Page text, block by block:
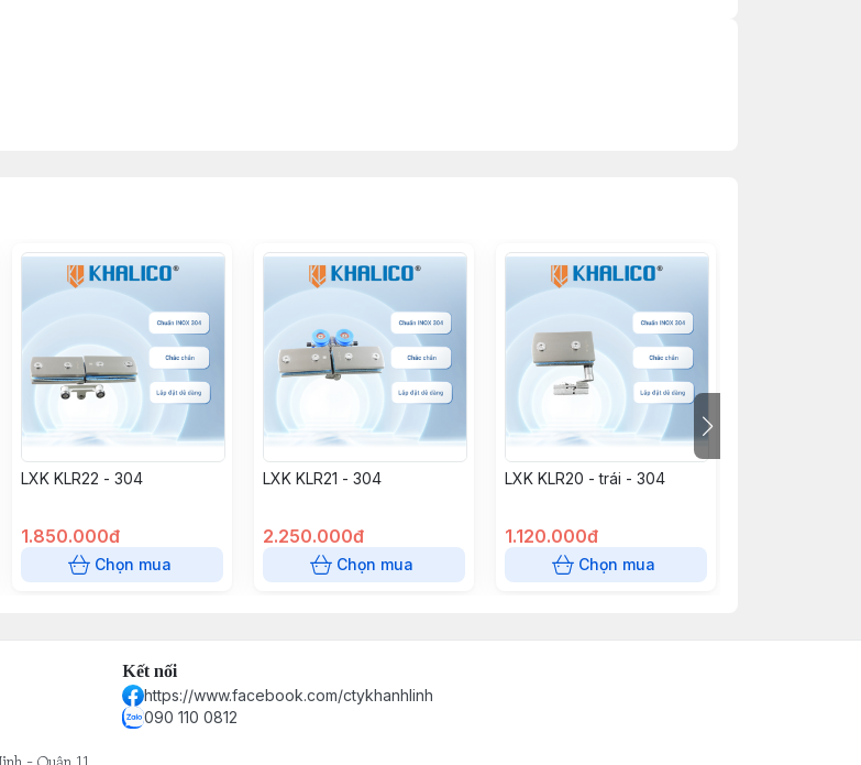
LXK KLR22 - 304
1.850.000đ
Chọn mua
LXK KLR21 - 304
2.250.000đ
Chọn mua
LXK KLR20 - trái - 304
1.120.000đ
Chọn mua
Kết nối
https://www.facebook.com/ctykhanhlinh
090 110 0812